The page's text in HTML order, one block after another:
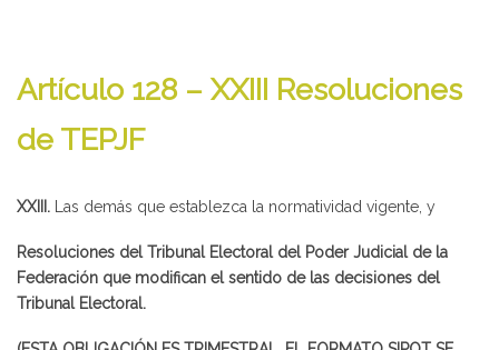
Artículo 128 – XXIII Resoluciones
de TEPJF
XXIII. Las demás que establezca la normatividad vigente, y
Resoluciones del Tribunal Electoral del Poder Judicial de la
Federación que modifican el sentido de las decisiones del
Tribunal Electoral.